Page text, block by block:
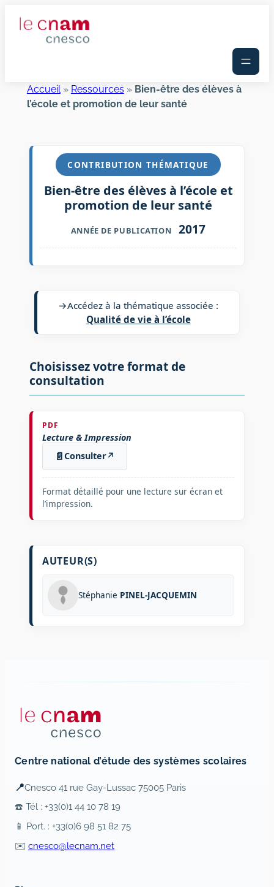
Accueil» Ressources» Bien-être des élèves à
l’école et promotion de leur santé
CONTRIBUTION THÉMATIQUE
Bien-être des élèves à l’école et
promotion de leur santé
ANNÉE DE PUBLICATION 2017
→Accédez à la thématique associée :
Qualité de vie à l’école
Choisissez votre format de
consultation
PDF
Lecture & Impression
📄Consulter↗
Format détaillé pour une lecture sur écran et
l’impression.
AUTEUR(S)
Stéphanie PINEL-JACQUEMIN
Centre national d’étude des systèmes scolaires
📍Cnesco 41 rue Gay-Lussac 75005 Paris
☎️ Tél : +33(0)1 44 10 78 19
📱 Port. : +33(0)6 98 51 82 75
✉️ cnesco@lecnam.net